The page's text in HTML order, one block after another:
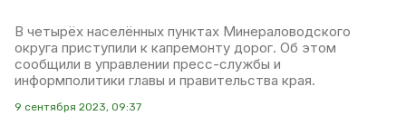
В четырёх населённых пунктах Минераловодского
округа приступили к капремонту дорог. Об этом
сообщили в управлении пресс-службы и
информполитики главы и правительства края.
9 сентября 2023, 09:37